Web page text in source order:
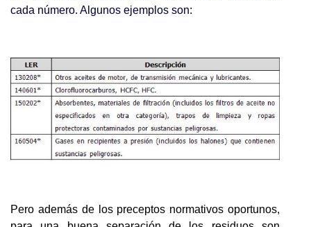
cada número. Algunos ejemplos son:
Pero además de los preceptos normativos oportunos,